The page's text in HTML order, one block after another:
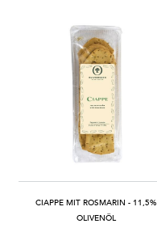
CIAPPE MIT ROSMARIN - 11,5%
OLIVENÖL